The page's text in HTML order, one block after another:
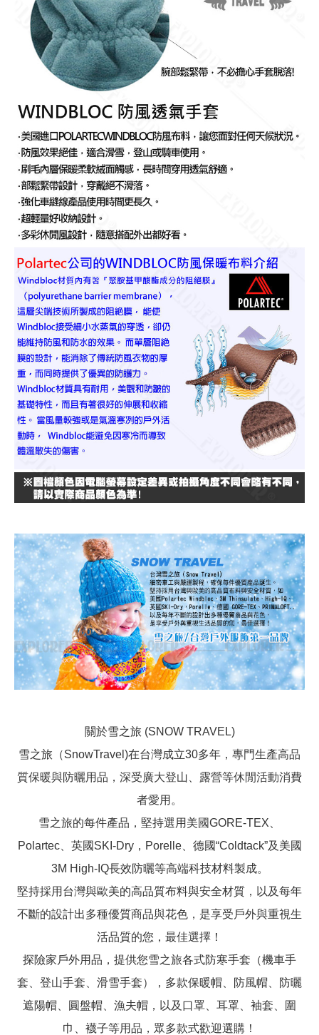
關於雪之旅 (SNOW TRAVEL)
雪之旅（SnowTravel)在台灣成立30多年，專門生產高品
質保暖與防曬用品，深受廣大登山、露營等休閒活動消費
者愛用。
雪之旅的每件產品，堅持選用美國GORE-TEX、
Polartec、英國SKI-Dry，Porelle、德國“Coldtack”及美國
3M High-IQ長效防曬等高端科技材料製成。
堅持採用台灣與歐美的高品質布料與安全材質，以及每年
不斷的設計出多種優質商品與花色，是享受戶外與重視生
活品質的您，最佳選擇！
探險家戶外用品，提供您雪之旅各式防寒手套（機車手
套、登山手套、滑雪手套），多款保暖帽、防風帽、防曬
遮陽帽、圓盤帽、漁夫帽，以及口罩、耳罩、袖套、圍
巾、襪子等用品，眾多款式歡迎選購！